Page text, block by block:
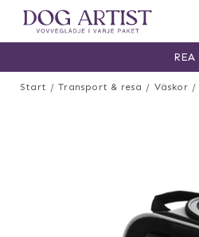
Start Transport & resa Väskor
REA